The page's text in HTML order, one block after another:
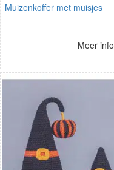
Muizenkoffer met muisjes
Meer info